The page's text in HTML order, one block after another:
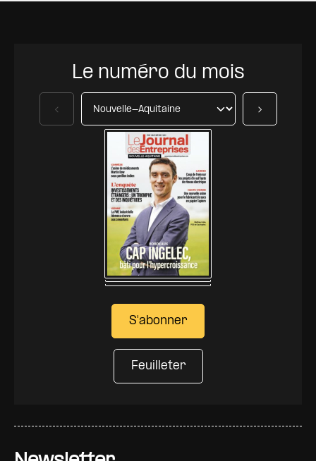
Le numéro du mois
S'abonner
Feuilleter
Précédent Suivant